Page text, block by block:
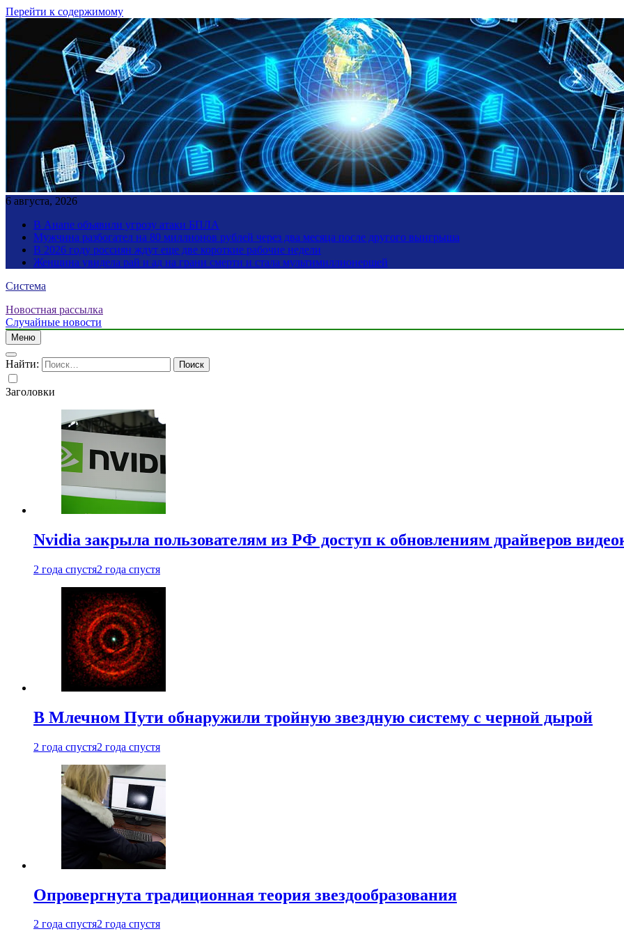
Перейти к содержимому
6 августа, 2026
В Анапе объявили угрозу атаки БПЛА
Мужчина разбогател на 80 миллионов рублей через два месяца после другого выигрыша
В 2026 году россиян ждут еще две короткие рабочие недели
Женщина увидела рай и ад на грани смерти и стала мультимиллионершей
Система
Новостная рассылка
Случайные новости
Меню
Найти:
Заголовки
Nvidia закрыла пользователям из РФ доступ к обновлениям драйверов
2 года спустя2 года спустя
В Млечном Пути обнаружили тройную звездную систему с черной дырой
2 года спустя2 года спустя
Опровергнута традиционная теория звездообразования
2 года спустя2 года спустя